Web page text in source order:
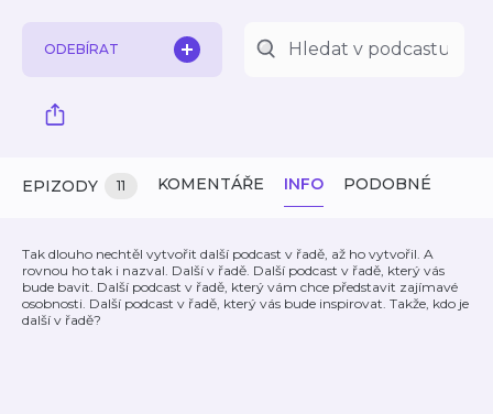
ODEBÍRAT
EPIZODY 11 KOMENTÁŘE INFO PODOBNÉ
Tak dlouho nechtěl vytvořit další podcast v řadě, až ho vytvořil. A
rovnou ho tak i nazval. Další v řadě. Další podcast v řadě, který vás
bude bavit. Další podcast v řadě, který vám chce představit zajímavé
osobnosti. Další podcast v řadě, který vás bude inspirovat. Takže, kdo je
další v řadě?